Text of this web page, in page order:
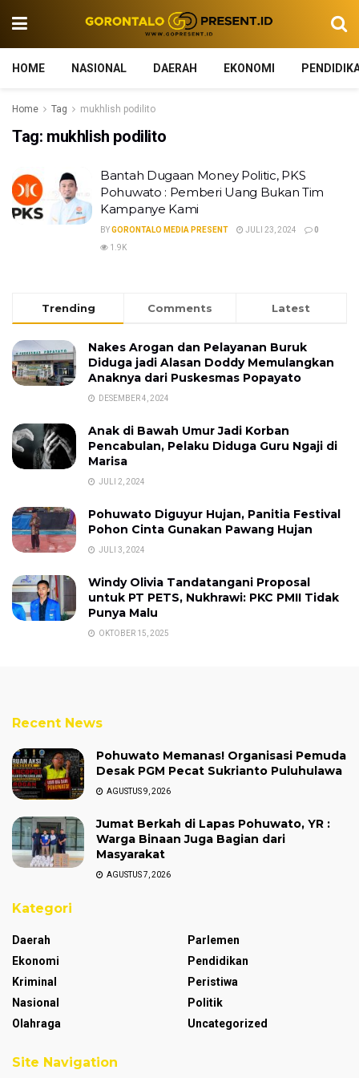
HOME NASIONAL DAERAH EKONOMI
Home Tag mukhlish podilito
Tag: mukhlish podilito
Bantah Dugaan Money Politic, PKS
Pohuwato : Pemberi Uang Bukan Tim
Kampanye Kami
BYGORONTALO MEDIA PRESENT JULI 23, 2024
0
1.9K
Trending Comments Latest
Nakes Arogan dan Pelayanan Buruk
Diduga jadi Alasan Doddy Memulangkan
Anaknya dari Puskesmas Popayato
DESEMBER 4, 2024
Anak di Bawah Umur Jadi Korban
Pencabulan, Pelaku Diduga Guru Ngaji di
Marisa
JULI 2, 2024
Pohuwato Diguyur Hujan, Panitia Festival
Pohon Cinta Gunakan Pawang Hujan
JULI 3, 2024
Windy Olivia Tandatangani Proposal
untuk PT PETS, Nukhrawi: PKC PMII Tidak
Punya Malu
OKTOBER 15, 2025
Recent News
Pohuwato Memanas! Organisasi Pemuda
Desak PGM Pecat Sukrianto Puluhulawa
AGUSTUS 9, 2026
Jumat Berkah di Lapas Pohuwato, YR :
Warga Binaan Juga Bagian dari
Masyarakat
AGUSTUS 7, 2026
Kategori
Daerah
Ekonomi
Kriminal
Nasional
Olahraga
Parlemen
Pendidikan
Peristiwa
Politik
Uncategorized
Site Navigation